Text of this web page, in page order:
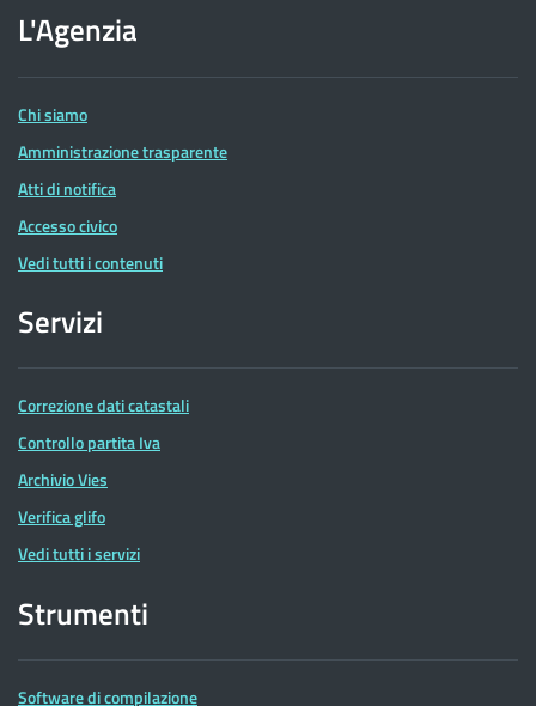
dell'Agenzia
delle
Entrate
L'Agenzia
Chi siamo
Amministrazione trasparente
Atti di notifica
Accesso civico
Vedi tutti i contenuti
Servizi
Correzione dati catastali
Controllo partita Iva
Archivio Vies
Verifica glifo
Vedi tutti i servizi
Strumenti
Software di compilazione